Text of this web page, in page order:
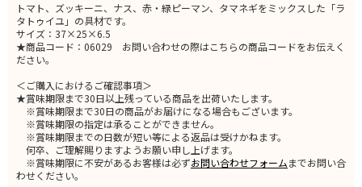
トマト、ズッキーニ、ナス、赤・緑ピーマン、タマネギをミックスした「ラ
タトゥイユ」の具材です。
サイズ：37×25×6.5
★商品コード：06029 お問い合わせの際はこちらの商品コードをお伝えく
ださい。
＜ご購入におけるご確認事項＞
★賞味期限まで30日以上残っている商品を出荷いたします。
※賞味期限まで30日の商品がお届けになる場合もございます。
※賞味期限の指定は承ることができません。
※賞味期限までの日数が短い等による返品は受けかねます。
何卒、ご理解賜りますようお願い申し上げます。
※賞味期限に不安があるお客様は必ずお問い合わせフォームまでお問い合
わせください。